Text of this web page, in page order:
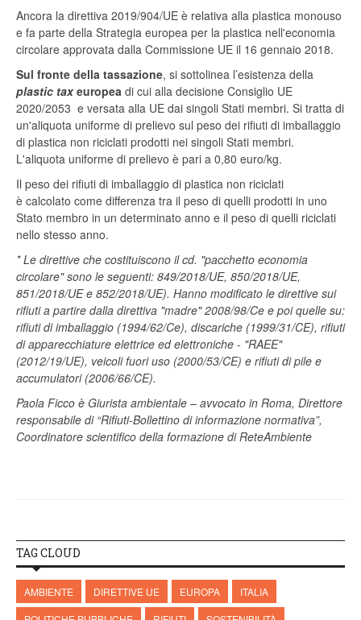
Ancora la direttiva 2019/904/UE è relativa alla plastica monouso
e fa parte della Strategia europea per la plastica nell'economia
circolare approvata dalla Commissione UE il 16 gennaio 2018.
Sul fronte della tassazione, si sottolinea l’esistenza della
plastic taxeuropea di cui alla decisione Consiglio UE
2020/2053 e versata alla UE dai singoli Stati membri. Si tratta di
un'aliquota uniforme di prelievo sul peso dei rifiuti di imballaggio
di plastica non riciclati prodotti nei singoli Stati membri.
L'aliquota uniforme di prelievo è pari a 0,80 euro/kg.
Il peso dei rifiuti di imballaggio di plastica non riciclati
è calcolato come differenza tra il peso di quelli prodotti in uno
Stato membro in un determinato anno e il peso di quelli riciclati
nello stesso anno.
*Le direttive che costituiscono il cd. "pacchetto economia
circolare" sono le seguenti: 849/2018/UE, 850/2018/UE,
851/2018/UE e 852/2018/UE). Hanno modificato le direttive sui
rifiuti a partire dalla direttiva "madre" 2008/98/Ce e poi quelle su:
rifiuti di imballaggio (1994/62/Ce), discariche (1999/31/CE), rifiuti
di apparecchiature elettrice ed elettroniche - "RAEE"
(2012/19/UE), veicoli fuori uso (2000/53/CE) e rifiuti di pile e
accumulatori (2006/66/CE).
Paola Ficco è Giurista ambientale – avvocato in Roma, Direttore
responsabile di “Rifiuti-Bollettino di informazione normativa”,
Coordinatore scientifico della formazione di ReteAmbiente
TAG CLOUD
AMBIENTE DIRETTIVE UE EUROPA
ITALIA